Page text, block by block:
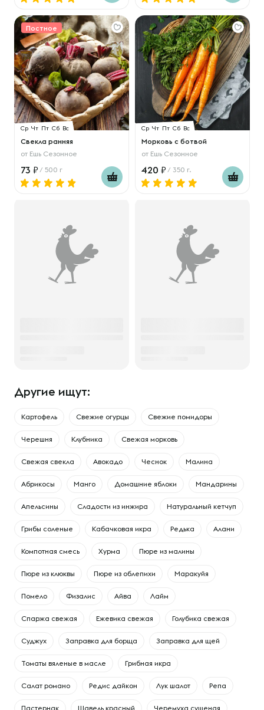
Постное
Ср Чт Пт Сб Вс
Свекла ранняя
от Ешь Сезонное
73 / 500 г
Ср Чт Пт Сб Вс
Морковь с ботвой
от Ешь Сезонное
420 / 350 г.
Другие ищут:
Картофель Свежие огурцы Свежие помидоры
Черешня Клубника Свежая морковь
Свежая свекла Авокадо Чеснок Малина
Абрикосы Манго Домашние яблоки Мандарины
Апельсины Сладости из инжира Натуральный кетчуп
Грибы соленые Кабачковая икра Редька Алани
Компотная смесь Хурма Пюре из малины
Пюре из клюквы Пюре из облепихи Маракуйя
Помело Физалис Айва Лайм
Спаржа свежая Ежевика свежая Голубика свежая
Суджух Заправка для борща Заправка для щей
Томаты вяленые в масле Грибная икра
Салат романо Редис дайкон Лук шалот Репа
Пастернак Щавель красный Черемуха сушеная